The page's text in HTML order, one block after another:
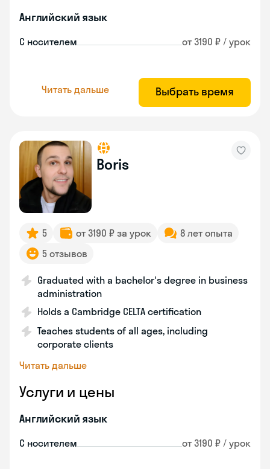
Английский язык
С носителем от 3190 ₽ / урок
Читать дальше Выбрать время
Boris
5 от 3190 ₽ за урок
8 лет опыта
5 отзывов
Graduated with a bachelor's degree in business
administration
Holds a Cambridge CELTA certification
Teaches students of all ages, including
corporate clients
Читать дальше
Услуги и цены
Английский язык
С носителем от 3190 ₽ / урок